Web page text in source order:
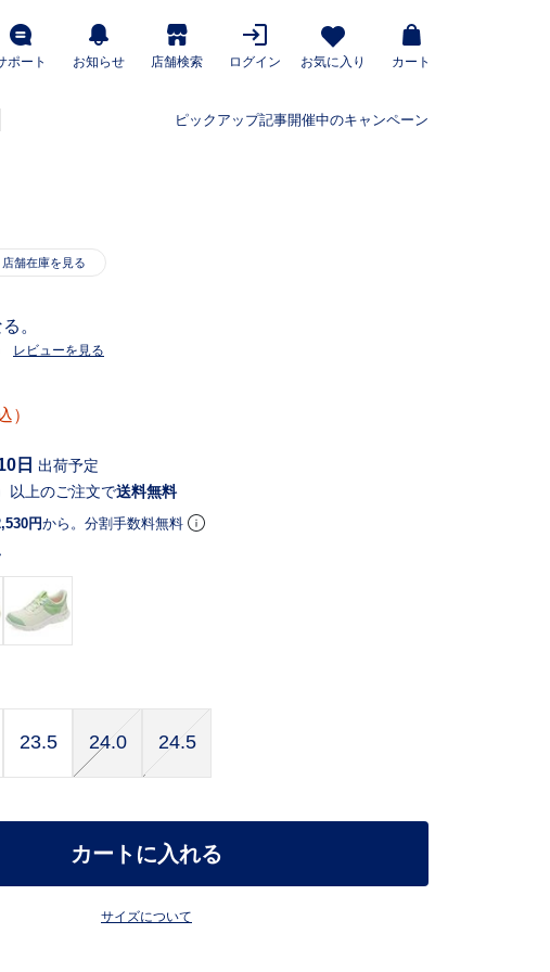
ポート お知らせ 店舗検索 ログイン お気に入り カート
ピックアップ記事開催中のキャンペーン
レビューを見る
。
）
以上のご注文で送料無料
日 出荷予定
円から。分割手数料無料
23.5 24.0 24.5
カートに入れる
サイズについて